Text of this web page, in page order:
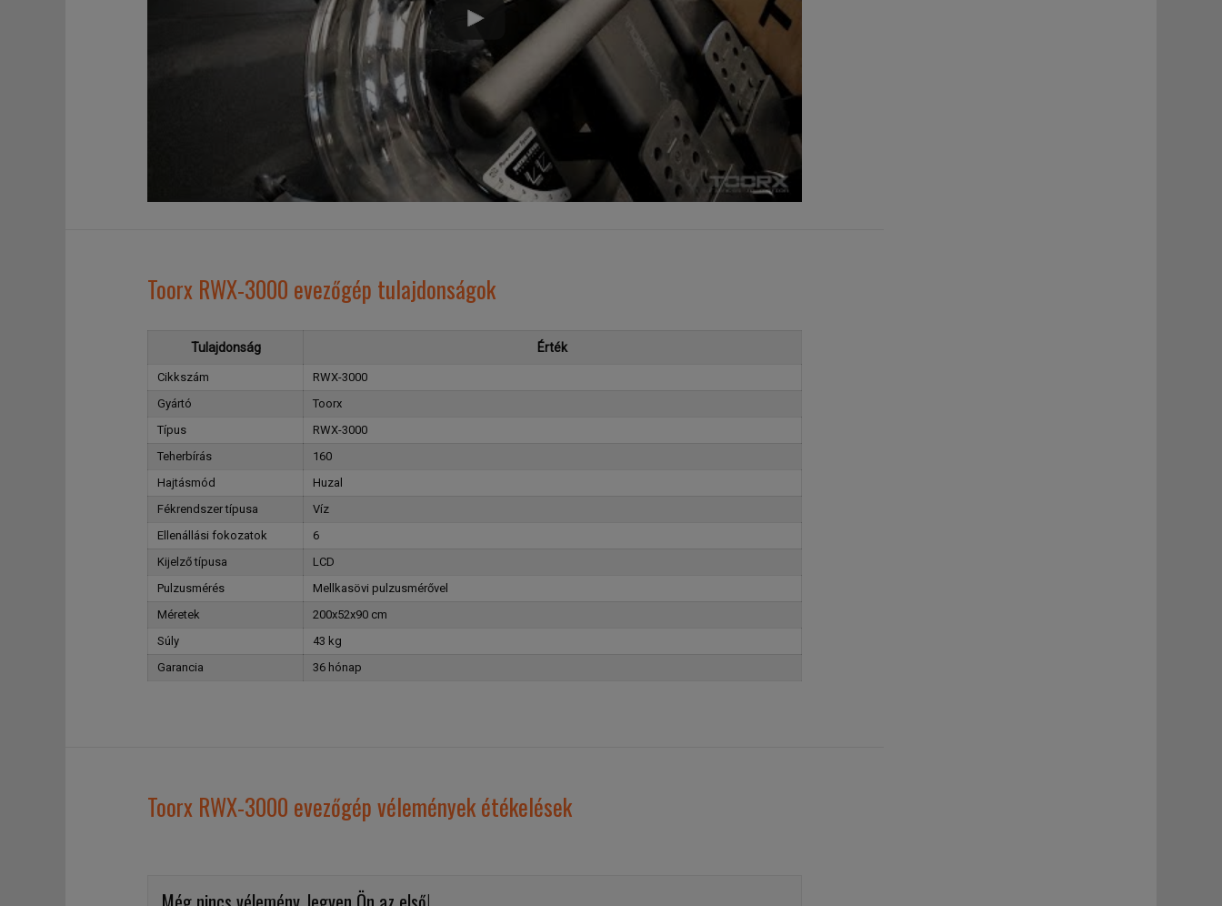
Toorx RWX-3000 evezőgép tulajdonságok
Tulajdonság Érték
Cikkszám
RWX-3000
Gyártó
Toorx
Típus
RWX-3000
Teherbírás
160
Hajtásmód
Huzal
Fékrendszer típusa
Víz
Ellenállási fokozatok
6
Kijelző típusa
LCD
Pulzusmérés
Mellkasövi pulzusmérővel
Méretek
200x52x90 cm
Súly
43 kg
Garancia
36 hónap
Toorx RWX-3000 evezőgép vélemények étékelések